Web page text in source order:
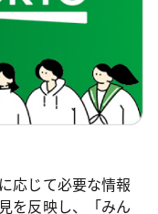
応じて必要な情報
を反映し、「みん